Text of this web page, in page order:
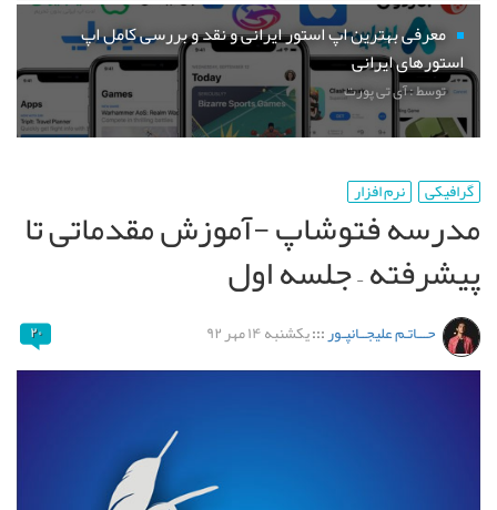
معرفی بهترین اپ استور ایرانی و نقد و بررسی کامل اپ
استورهای ایرانی
توسط : آی تی پورت
گرافیکی نرم افزار
مدرسه فتوشاپ -آموزش مقدماتی تا
پیشرفته – جلسه اول
حـــاتـم علیجــانپـور:::یکشنبه ۱۴ مهر ۹۲ ۲۰